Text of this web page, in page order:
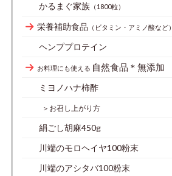
かるまぐ家族 （1800粒）
栄養補助食品 （ビタミン・アミノ酸など）
ヘンププロテイン
お料理にも使える 自然食品＊無添加
ミヨノハナ柿酢
＞お召し上がり方
絹ごし胡麻450g
川端のモロヘイヤ100粉末
川端のアシタバ100粉末